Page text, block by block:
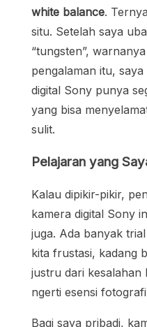
white balance.
situ. Setelah saya
“tungsten”,
pengalaman itu,
digital Sony punya
yang bisa
sulit.
Pelajaran yang
Kalau dipikir-pikir,
kamera digital Sony
juga. Ada banyak
kita frustasi, kadang
justru dari kesalahan
ngerti esensi
Bagi saya pribadi,